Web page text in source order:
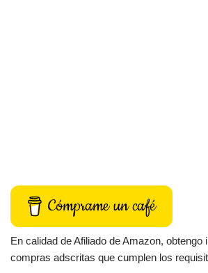
Cómprame un café
En calidad de Afiliado de Amazon, obtengo
compras adscritas que cumplen los